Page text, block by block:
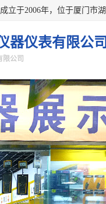
器仪表有限公司
限公司